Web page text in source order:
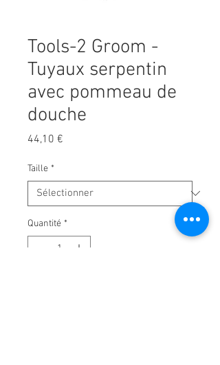
Tools-2 Groom -
Tuyaux serpentin
avec pommeau de
douche
44,10 €
Taille *
Quantité *